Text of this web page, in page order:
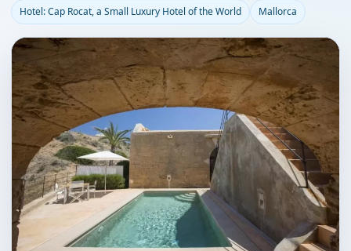
Hotel: Cap Rocat, a Small Luxury Hotel of the World Mallorca